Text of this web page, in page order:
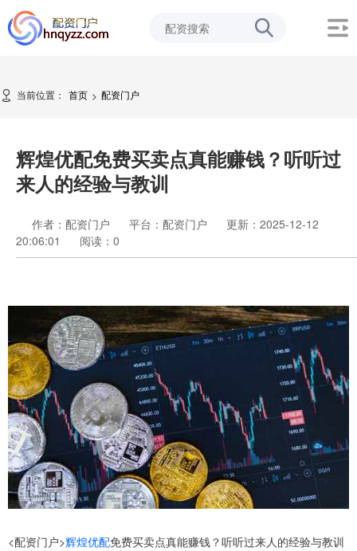
当前位置： 首页 > 配资门户
辉煌优配免费买卖点真能赚钱？听听过
来人的经验与教训
作者：配资门户 平台：配资门户
更新：2025-12-12
20:06:01
阅读： 0
<配资门户>辉煌优配免费买卖点真能赚钱？听听过来人的经验与教训